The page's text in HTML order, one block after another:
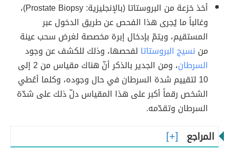
أخذ خزعة من البروستاتا (بالإنجليزية: Prostate Biopsy)،
وغالباً ما يُجرى هذا الفحص عن طريق الدخول عبر
المستقيم، ويتمّ بإدخال إبرة مخصصة لغرض سحب عينة
من نسيج البروستاتا لفحصها، وذلك للكشف عن وجود
السرطان
، ومن الجدير بالذكر أنّ هناك مقياس من 2 إلى
10 لتقييم شدة السرطان في حال وجوده، وكلما أعُطي
الشخص رقماً أكبر على هذا المقياس دلّ ذلك على شدّة
السرطان وتقدّمه.
المراجع